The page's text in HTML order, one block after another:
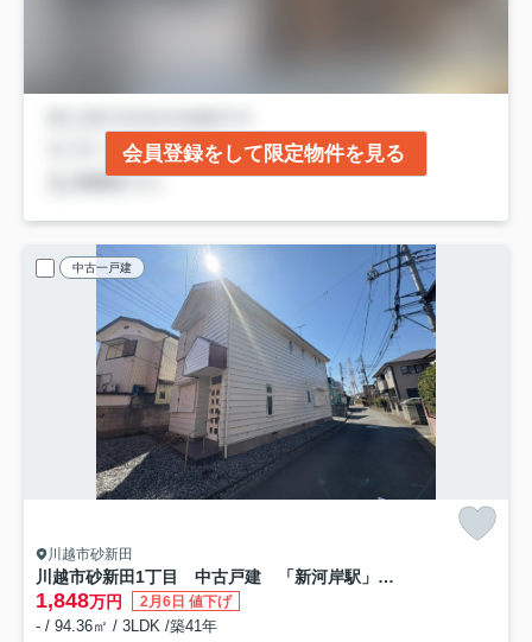
会員登録をして限定物件を見る
中古一戸建
川越市砂新田
川越市砂新田1丁目 中古戸建 「新河岸駅」徒歩17分 敷地37坪 【高階北小学区】
1,848万円 2月6日 値下げ
- / 94.36㎡ / 3LDK /築41年